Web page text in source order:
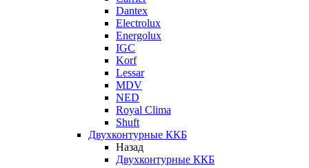
Dantex
Electrolux
Energolux
IGC
Korf
Lessar
MDV
NED
Royal Clima
Shuft
Двухконтурные ККБ
Назад
Двухконтурные ККБ